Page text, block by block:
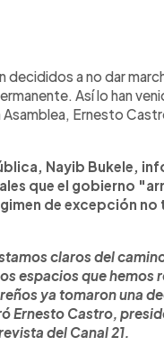
a no dar
Así lo han
Ernesto
Nayib Bukele,
que el gobierno
de excepción no
claros del
espacios que hemos
ya tomaron una
Ernesto Castro,
del Canal 21.